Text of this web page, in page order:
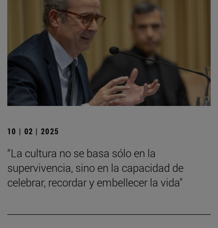
10 | 02 | 2025
“La cultura no se basa sólo en la
supervivencia, sino en la capacidad de
celebrar, recordar y embellecer la vida"